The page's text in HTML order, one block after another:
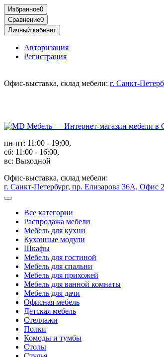
Избранное0
Сравнение0
Личный кабинет
Авторизация
Регистрация
Офис-выставка, склад мебели: г. Санкт-
пн-пт: 11:00 - 19:00,
сб: 11:00 - 16:00,
вс: Выходной
Офис-выставка, склад мебели:
г. Санкт-Петербург, пр. Елизарова 36А, Офис
Все категории
Распродажа мебели
Мебель для кухни
Кухонные модули
Шкафы
Мебель для гостиной
Мебель для спальни
Мебель для прихожей
Мебель для ванной комнаты
Мебель для дачи
Офисная мебель
Детская мебель
Стеллажи
Полки
Комоды и тумбы
Столы